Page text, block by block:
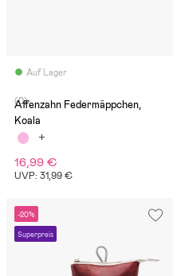
Auf Lager
(0)
Affenzahn Federmäppchen,
Koala
16,99 €
UVP: 31,99 €
-20%
Superpreis